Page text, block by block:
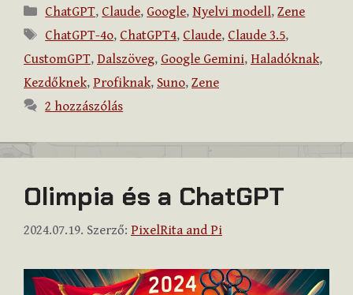
Kategória
ChatGPT, Claude, Google, Nyelvi modell,Zene
Címkék
ChatGPT-4o, ChatGPT4, Claude, Claude 3.5,
CustomGPT, Dalszöveg, Google Gemini, Haladóknak,
Kezdőknek, Profiknak, Suno, Zene
2 hozzászólás
Olimpia és a ChatGPT
2024.07.19. Szerző: PixelRita and Pi